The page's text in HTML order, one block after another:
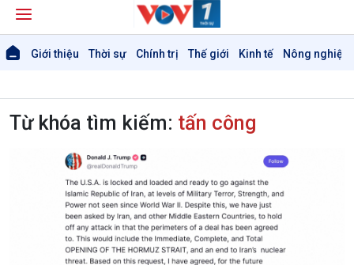
Giới thiệu Thời sự Chính trị Thế giới Kinh tế Nông nghiệp
Từ khóa tìm kiếm: tấn công